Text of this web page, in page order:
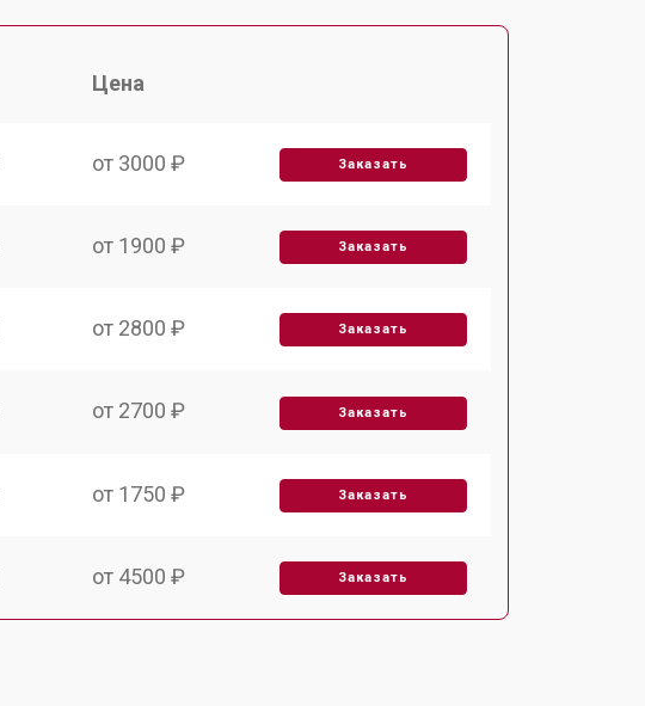
Цена
от 3000 ₽ Заказать
от 1900 ₽ Заказать
от 2800 ₽ Заказать
от 2700 ₽ Заказать
от 1750 ₽ Заказать
от 4500 ₽ Заказать